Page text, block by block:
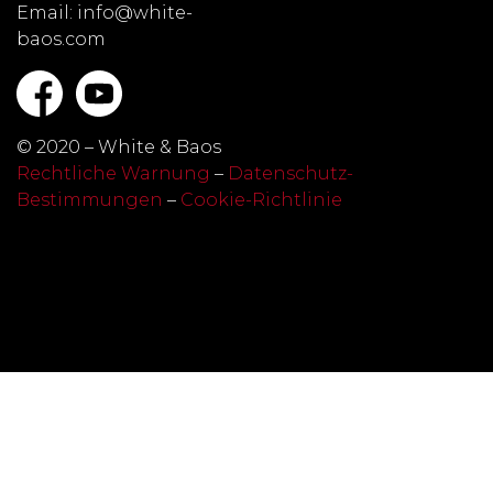
Email: info@white-
baos.com
© 2020 – White & Baos
Rechtliche Warnung – Datenschutz-
Bestimmungen – Cookie-Richtlinie